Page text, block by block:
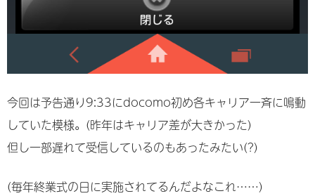
今回は予告通り9:33にdocomo初め各キャリア一斉に鳴動
していた模様。(昨年はキャリア差が大きかった)
但し一部遅れて受信しているのもあったみたい(?)
(毎年終業式の日に実施されてるんだよなこれ……)